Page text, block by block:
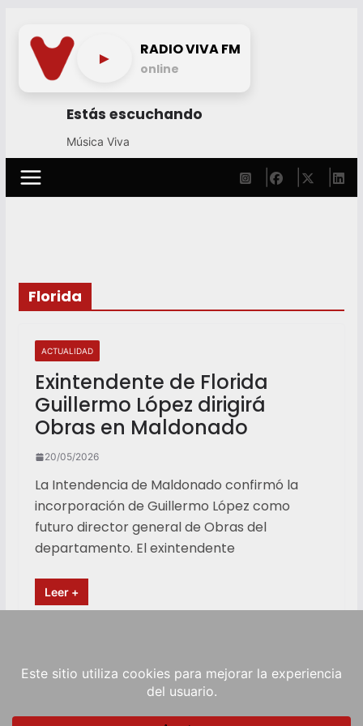
content
► RADIO VIVA FM
online
Estás escuchando
Música Viva
Florida
ACTUALIDAD
Exintendente de Florida
Guillermo López dirigirá
Obras en Maldonado
20/05/2026
La Intendencia de Maldonado confirmó la
incorporación de Guillermo López como
futuro director general de Obras del
departamento. El exintendente
Leer +